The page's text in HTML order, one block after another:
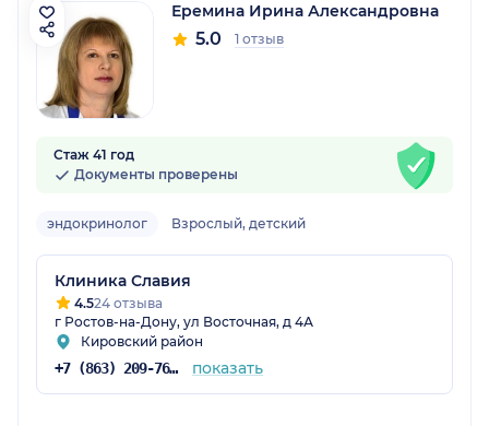
Еремина Ирина Александровна
5.0 1 отзыв
Стаж 41 год
Документы проверены
эндокринолог Взрослый, детский
Клиника Славия
4.524 отзыва
г Ростов-на-Дону, ул Восточная, д 4А
Кировский район
+7 (863) 209-76-05 показать